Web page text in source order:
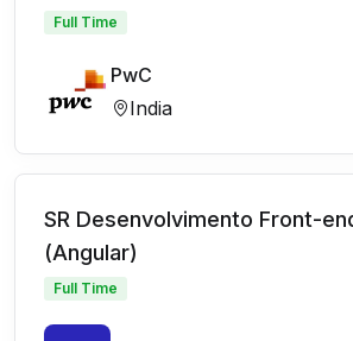
Full Time
PwC
India
SR Desenvolvimento Front-
(Angular)
Full Time